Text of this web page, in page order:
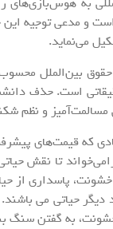
و مدعی توجیه این
می‌نماید.
بین‌الملل
است. حذف
و نظم
که قیمت‌های
تا نقش
پاسداری از
حیاتی می
خشونت، به گفتن